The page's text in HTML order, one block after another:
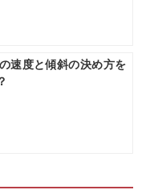
速度と傾斜の決め方を